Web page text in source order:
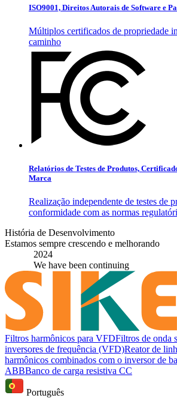
ISO9001, Direitos Autorais de Software e
Múltiplos certificados de propriedade
caminho
Relatórios de Testes de Produtos,
Marca
Realização independente de testes de
conformidade com as normas
História de Desenvolvimento
Estamos sempre crescendo e melhorando
2024
We have been continuing
Filtros harmônicos para VFDFiltros de onda
inversores de frequência (VFD)Reator de
harmônicos combinados com o inversor de
ABBBanco de carga resistiva CC
Português